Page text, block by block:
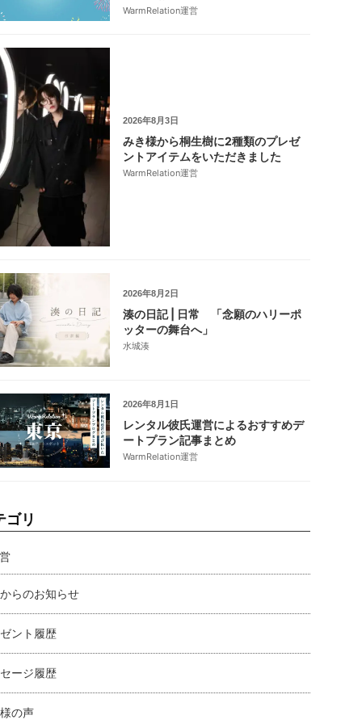
WarmRelation運営
2026年8月3日
みき様から桐生樹に2種類のプレゼ
ントアイテムをいただきました
WarmRelation運営
2026年8月2日
湊の日記 | 日常 「念願のハリーポ
ッターの舞台へ」
水城湊
2026年8月1日
レンタル彼氏運営によるおすすめデ
ートプラン記事まとめ
WarmRelation運営
ゴリ
らのお知らせ
ント履歴
ージ履歴
の声